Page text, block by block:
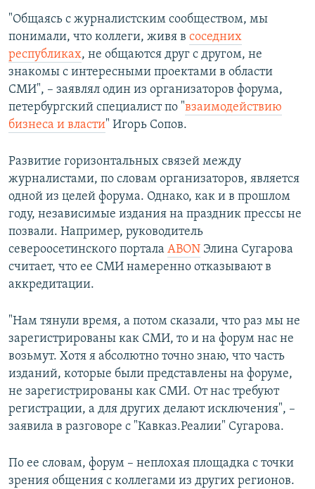
"Общаясь с журналистским сообществом, мы
понимали, что коллеги, живя в соседних
республиках, не общаются друг с другом, не
знакомы с интересными проектами в области
СМИ", – заявлял один из организаторов форума,
петербургский специалист по "взаимодействию
бизнеса и власти" Игорь Сопов.
Развитие горизонтальных связей между
журналистами, по словам организаторов, является
одной из целей форума. Однако, как и в прошлом
году, независимые издания на праздник прессы не
позвали. Например, руководитель
североосетинского портала ABON Элина Сугарова
считает, что ее СМИ намеренно отказывают в
аккредитации.
"Нам тянули время, а потом сказали, что раз мы не
зарегистрированы как СМИ, то и на форум нас не
возьмут. Хотя я абсолютно точно знаю, что часть
изданий, которые были представлены на форуме,
не зарегистрированы как СМИ. От нас требуют
регистрации, а для других делают исключения", –
заявила в разговоре с "Кавказ.Реалии" Сугарова.
По ее словам, форум – неплохая площадка с точки
зрения общения с коллегами из других регионов.